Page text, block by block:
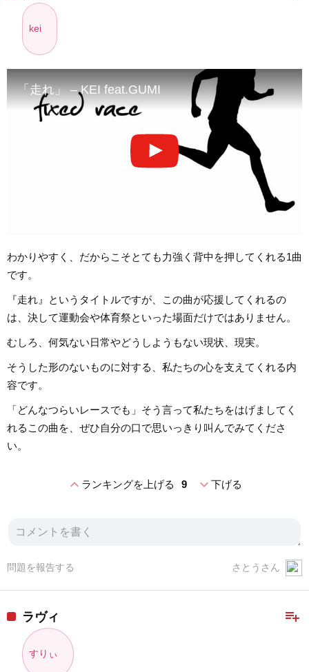
kei
「走れ」 – KEI feat.GUMI
わかりやすく、だからこそとても力強く背中を押してくれる1曲
です。
『走れ』というタイトルですが、この曲が応援してくれるの
は、決して運動会や体育祭といった場面だけではありません。
むしろ、何気ない日常やどうしようもない現状、現実。
そうした形のないものに対する、私たちの心を支えてくれる内
容です。
「どんなつらいレースでも」そう言って私たちをはげましてく
れるこの曲を、ぜひ自分の口で思いっきり叫んでみてくださ
い。
expand_lessランキングを上げる 9 expand_more下げる
さとうさん
問題を報告する
playlist_add
ラヴィ
すりぃ